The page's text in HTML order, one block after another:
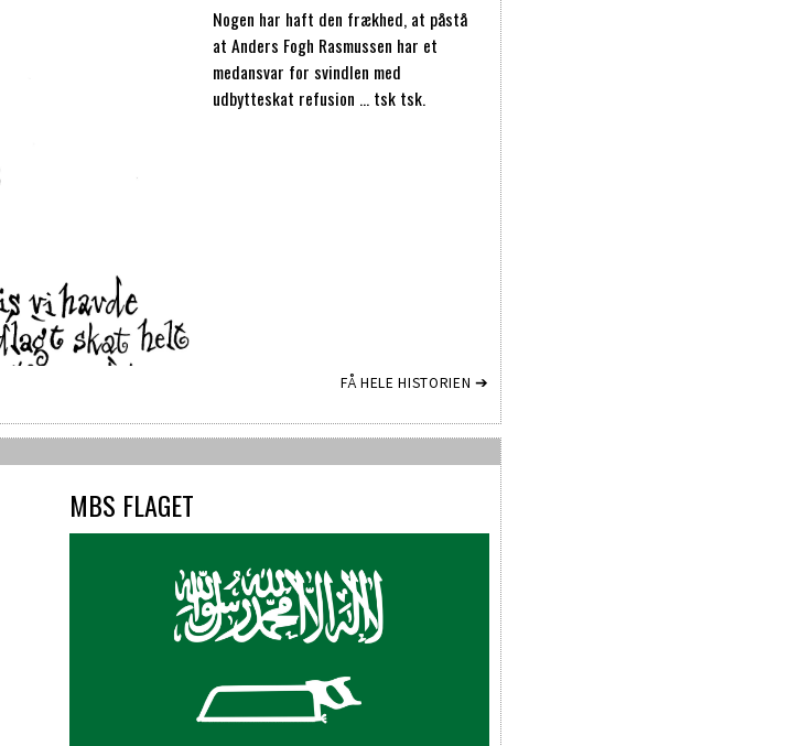
Nogen har haft den frækhed, at påstå
at Anders Fogh Rasmussen har et
medansvar for svindlen med
udbytteskat refusion … tsk tsk.
FÅ HELE HISTORIEN ➔
MBS FLAGET